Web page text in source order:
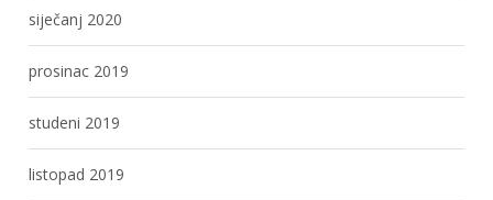
siječanj 2020
prosinac 2019
studeni 2019
listopad 2019